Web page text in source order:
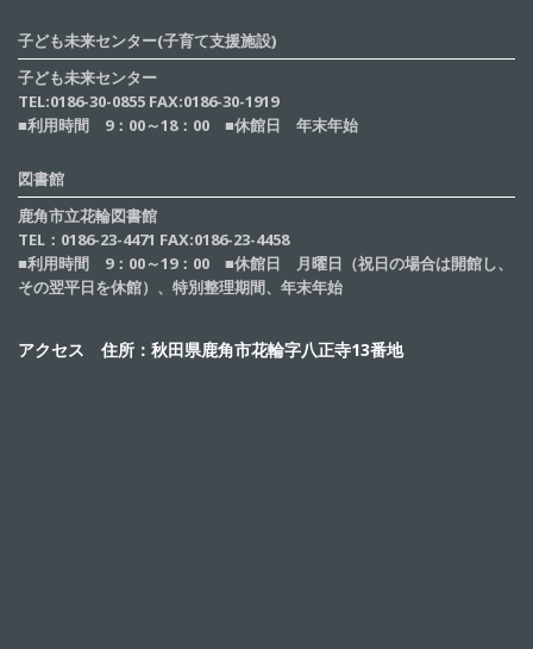
子ども未来センター(子育て支援施設)
子ども未来センター
TEL:0186-30-0855 FAX:0186-30-1919
■利用時間 9：00～18：00 ■休館日 年末年始
図書館
鹿角市立花輪図書館
TEL：0186-23-4471 FAX:0186-23-4458
■利用時間 9：00～19：00 ■休館日 月曜日（祝日の場合は開館し、
その翌平日を休館）、特別整理期間、年末年始
アクセス 住所：秋田県鹿角市花輪字八正寺13番地